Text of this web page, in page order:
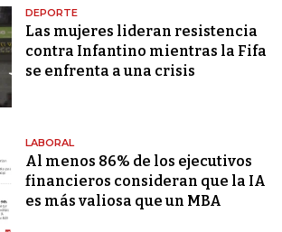
DEPORTE
Las mujeres lideran resistencia
contra Infantino mientras la Fifa
se enfrenta a una crisis
LABORAL
Al menos 86% de los ejecutivos
financieros consideran que la IA
es más valiosa que un MBA